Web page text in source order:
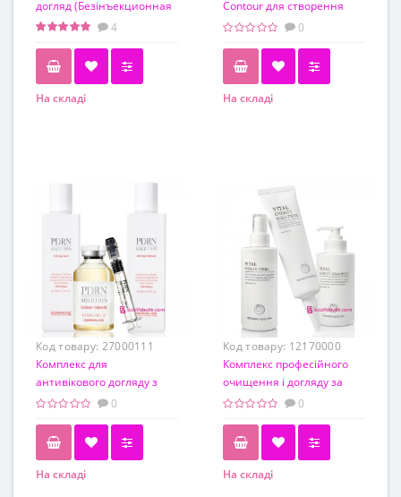
догляд (Безінъекционная
Мезотерапия в домашніх
4
На складі
Contour для створення
досконалого V-контуру
0
На складі
Код товару: 27000111
Комплекс для
антивікового догляду з
максимальною
полінуклеотидів PDRN
Derma Solution
0
На складі
Код товару: 12170000
Комплекс професійного
очищення і догляду за
шкірою голови Dr. Hedison
0
На складі